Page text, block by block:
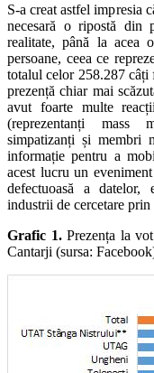
S-a creat astfel impresia
necesară o ripostă din
realitate, până la acea
persoane, ceea ce
totalul celor 258.287 câți
prezență chiar mai
avut foarte multe
(reprezentanți mass
simpatizanți și membri
informație pentru a
acest lucru un
defectuoasă a datelor,
industrii de cercetare
Grafic 1.Prezența la
Cantarji (sursa: